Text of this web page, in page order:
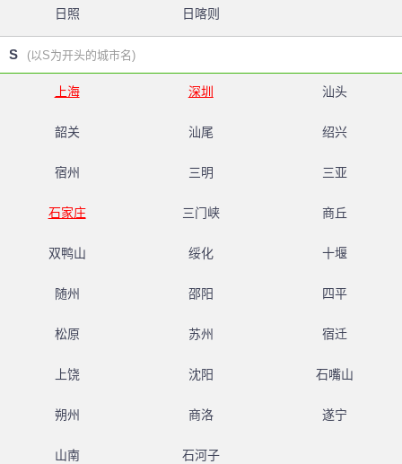
日照 日喀则
S (以S为开头的城市名)
上海 深圳 汕头
韶关 汕尾 绍兴
宿州 三明 三亚
石家庄 三门峡 商丘
双鸭山 绥化 十堰
随州 邵阳 四平
松原 苏州 宿迁
上饶 沈阳 石嘴山
朔州 商洛 遂宁
山南 石河子